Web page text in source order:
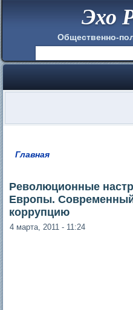
Эхо
Общественно-
Главная
Революционные
Европы.
коррупцию
4 марта, 2011 - 11:24